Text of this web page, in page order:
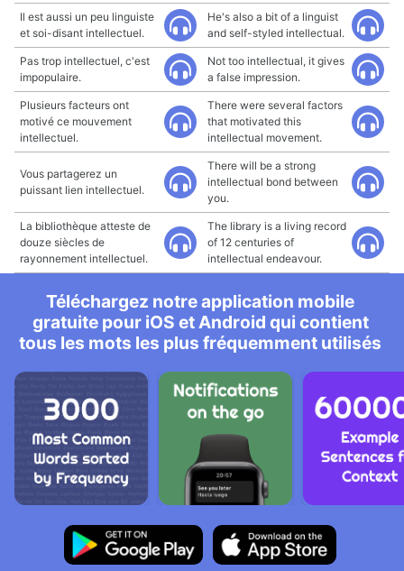
Il est aussi un peu linguiste
et soi-disant intellectuel.
He's also a bit of a linguist
and self-styled intellectual.
Pas trop intellectuel, c'est
impopulaire.
Not too intellectual, it gives
a false impression.
Plusieurs facteurs ont
motivé ce mouvement
intellectuel.
There were several factors
that motivated this
intellectual movement.
Vous partagerez un
puissant lien intellectuel.
There will be a strong
intellectual bond between
you.
La bibliothèque atteste de
douze siècles de
rayonnement intellectuel.
The library is a living record
of 12 centuries of
intellectual endeavour.
Téléchargez notre application mobile
gratuite pour iOS et Android qui contient
tous les mots les plus fréquemment utilisés